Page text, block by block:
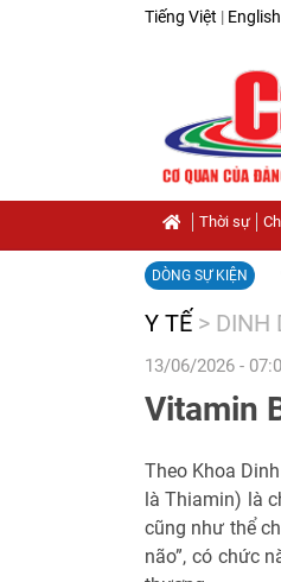
Tiếng Việt | English
Thời sự
DÒNG SỰ KIỆN
Y TẾ > DINH
13/06/2026 -
Vitamin
Theo Khoa
là Thiamin) là
cũng như thể
não”, có chức